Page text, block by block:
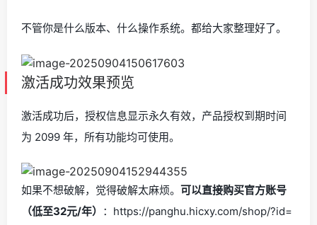
不管你是什么版本、什么操作系统。都给大家整理好了。
激活成功效果预览
激活成功后，授权信息显示永久有效，产品授权到期时间
为 2099 年，所有功能均可使用。
如果不想破解，觉得破解太麻烦。 可以直接购买官方账号
（低至32元/年） ：https://panghu.hicxy.com/shop/?id=